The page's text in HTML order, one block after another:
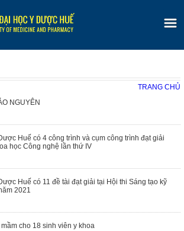
TRANG CHỦ
NGUYÊN
Huế có 4 công trình và cụm công trình đạt giải
học Công nghệ lần thứ IV
Huế có 11 đề tài đạt giải tại Hội thi Sáng tạo kỹ
2021
cho 18 sinh viên y khoa